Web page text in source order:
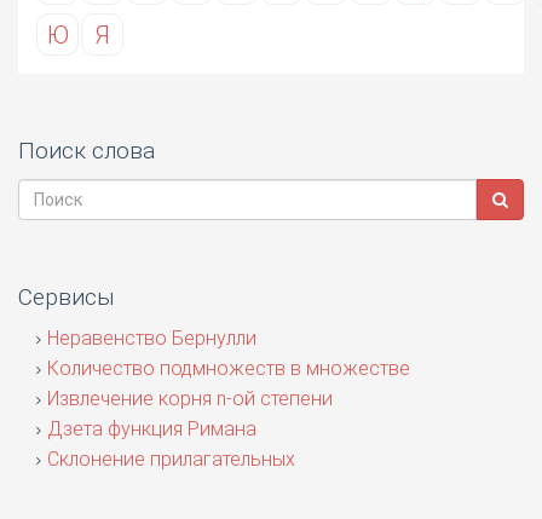
Ю
Я
Поиск слова
Сервисы
Неравенство Бернулли
Количество подмножеств в множестве
Извлечение корня n-ой степени
Дзета функция Римана
Склонение прилагательных